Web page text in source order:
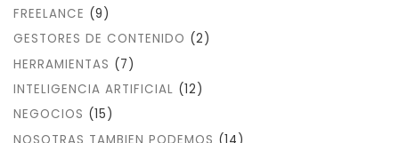
FREELANCE (9)
GESTORES DE CONTENIDO (2)
HERRAMIENTAS (7)
INTELIGENCIA ARTIFICIAL (12)
NEGOCIOS (15)